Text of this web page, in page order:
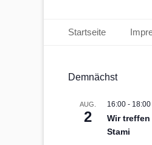
Primäres
Inhalt
Startseite
Demnächst
AUG.
2
16:00 - 18:00
Wir
Stami